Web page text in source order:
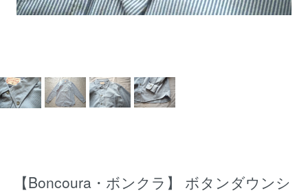
【Boncoura・ボンクラ】 ボタンダウンシ